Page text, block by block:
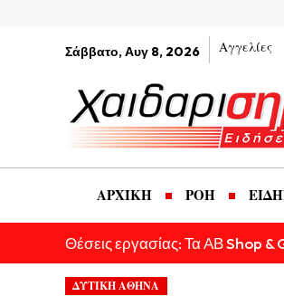
Σάββατο, Αυγ 8, 2026 Αγγελίες
ΑΡΧΙΚΗ ΡΟΗ
Θέσεις εργασίας: Τα ΑΒ Shop
ΔΥΤΙΚΗ ΑΘΗΝΑ